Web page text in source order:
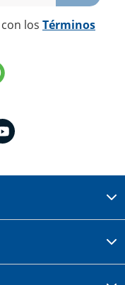
los Términos
Nogalera.